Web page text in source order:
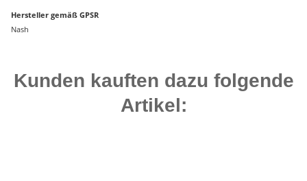
Hersteller gemäß GPSR
Nash
Kunden kauften dazu folgende
Artikel: